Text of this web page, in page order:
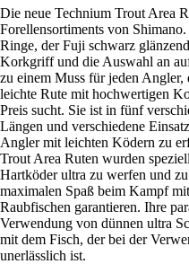
Die neue Technium Trout Area
Forellensortiments von
Ringe, der Fuji schwarz
Korkgriff und die Auswahl an
zu einem Muss für jeden Angler,
leichte Rute mit hochwertigen
Preis sucht. Sie ist in fünf
Längen und verschiedene
Angler mit leichten Ködern zu
Trout Area Ruten wurden
Hartköder ultra zu werfen und
maximalen Spaß beim Kampf
Raubfischen garantieren. Ihre
Verwendung von dünnen ultra
mit dem Fisch, der bei der
unerlässlich ist.